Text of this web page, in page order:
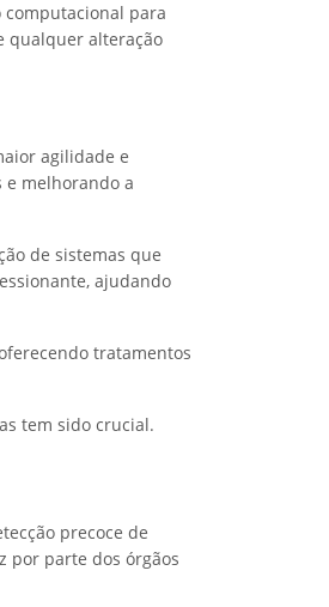
para
qualquer alteração
agilidade e
e melhorando a
de sistemas que
ajudando
tratamentos
tem sido crucial.
precoce de
por parte dos órgãos